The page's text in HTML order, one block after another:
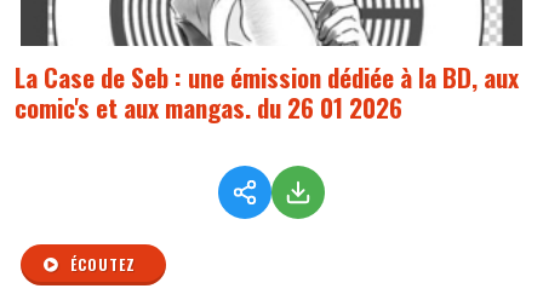
La Case de Seb : une émission dédiée à la BD, aux
comic's et aux mangas. du 26 01 2026
ÉCOUTEZ